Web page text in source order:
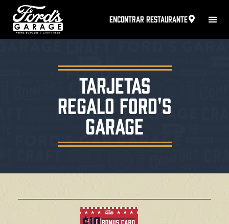
ENCONTRAR RESTAURANTE
TARJETAS
REGALO FORD'S
GARAGE